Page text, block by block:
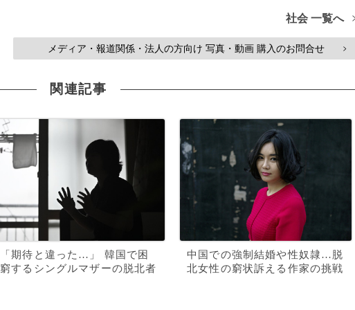
社会 一覧へ
メディア・報道関係・法人の方向け 写真・動画 購入のお問合せ >
関連記事
「期待と違った…」 韓国で困
窮するシングルマザーの脱北者
中国での強制結婚や性奴隷…脱
北女性の窮状訴える作家の挑戦